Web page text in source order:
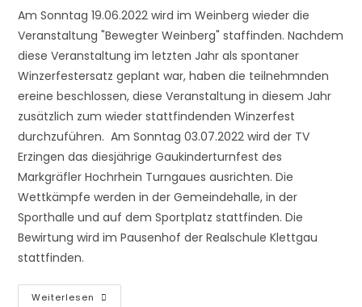
Am Sonntag 19.06.2022 wird im Weinberg wieder die
Veranstaltung "Bewegter Weinberg" staffinden. Nachdem
diese Veranstaltung im letzten Jahr als spontaner
Winzerfestersatz geplant war, haben die teilnehmnden
ereine beschlossen, diese Veranstaltung in diesem Jahr
zusätzlich zum wieder stattfindenden Winzerfest
durchzuführen. Am Sonntag 03.07.2022 wird der TV
Erzingen das diesjährige Gaukinderturnfest des
Markgräfler Hochrhein Turngaues ausrichten. Die
Wettkämpfe werden in der Gemeindehalle, in der
Sporthalle und auf dem Sportplatz stattfinden. Die
Bewirtung wird im Pausenhof der Realschule Klettgau
stattfinden.
Weiterlesen Vorankuendigungen